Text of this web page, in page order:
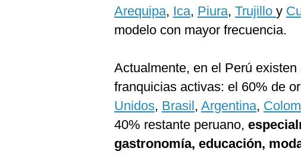
Arequipa, Ica, Piura, Trujillo y
modelo con mayor frecuencia.
Actualmente, en el Perú
franquicias activas: el 60% de
Unidos, Brasil, Argentina,
40% restante peruano,
gastronomía, educación,